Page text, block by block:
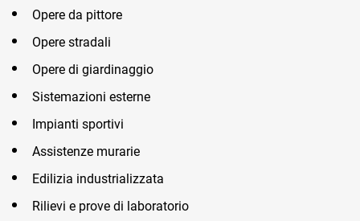
Opere da pittore
Opere stradali
Opere di giardinaggio
Sistemazioni esterne
Impianti sportivi
Assistenze murarie
Edilizia industrializzata
Rilievi e prove di laboratorio